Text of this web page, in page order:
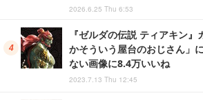
2026.6.25 Thu 6:53
『ゼルダの伝説 ティアキン
かそういう屋台のおじさん」
ない画像に8.4万いいね
2023.7.13 Thu 12:45